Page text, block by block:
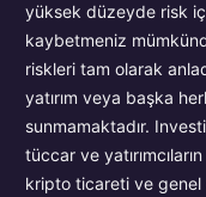
yüksek düzeyde risk
kaybetmeniz
riskleri tam olarak
yatırım veya başka
sunmamaktadır.
tüccar ve
kripto ticareti ve genel